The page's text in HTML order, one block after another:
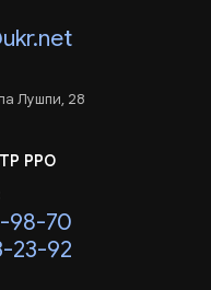
Лушпи, 28
РРО
98-70
23-92